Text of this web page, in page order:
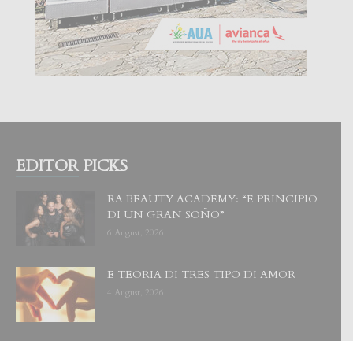
EDITOR PICKS
RA BEAUTY ACADEMY: “E PRINCIPIO
DI UN GRAN SOÑO”
6 August, 2026
E TEORIA DI TRES TIPO DI AMOR
4 August, 2026